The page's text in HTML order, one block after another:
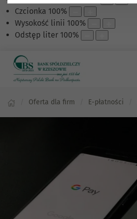
Czcionka 100%
Wysokość linii 100%
Odstęp liter 100%
Oferta dla firm E-płatności